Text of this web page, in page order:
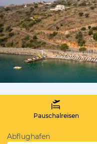
Pauschalreisen
Abflughafen